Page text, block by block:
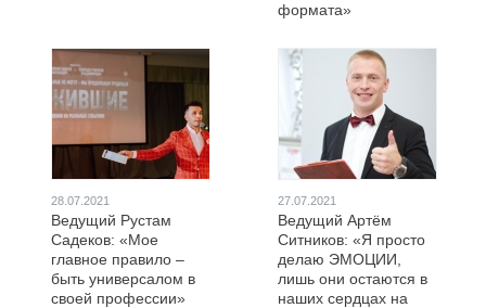
формата»
28.07.2021
Ведущий Рустам
Садеков: «Мое
главное правило –
быть универсалом в
своей профессии»
27.07.2021
Ведущий Артём
Ситников: «Я просто
делаю ЭМОЦИИ,
лишь они остаются в
наших сердцах на